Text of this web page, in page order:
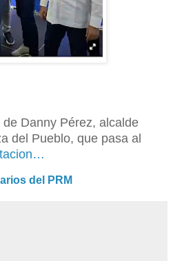
Danny Pérez, alcalde
del Pueblo, que pasa al
del PRM